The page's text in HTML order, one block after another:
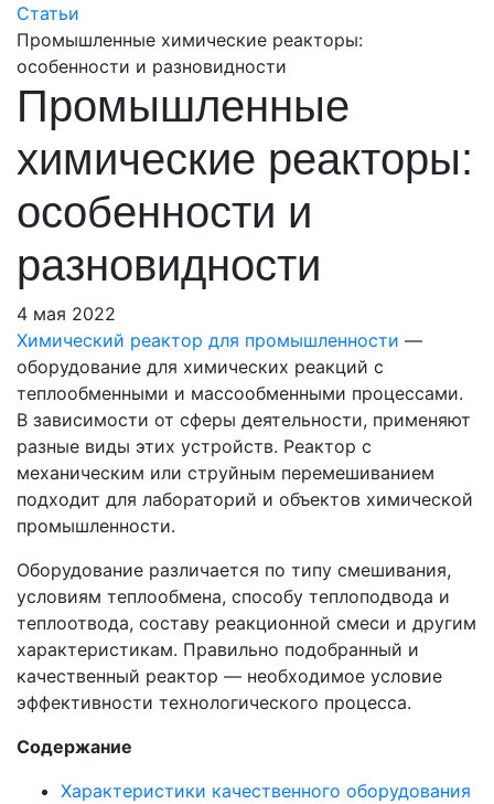
Статьи
Промышленные химические реакторы:
особенности и разновидности
Промышленные
химические реакторы:
особенности и
разновидности
4 мая 2022
Химический реактор для промышленности —
оборудование для химических реакций с
теплообменными и массообменными процессами.
В зависимости от сферы деятельности, применяют
разные виды этих устройств. Реактор с
механическим или струйным перемешиванием
подходит для лабораторий и объектов химической
промышленности.
Оборудование различается по типу смешивания,
условиям теплообмена, способу теплоподвода и
теплоотвода, составу реакционной смеси и другим
характеристикам. Правильно подобранный и
качественный реактор — необходимое условие
эффективности технологического процесса.
Содержание
Характеристики качественного оборудования